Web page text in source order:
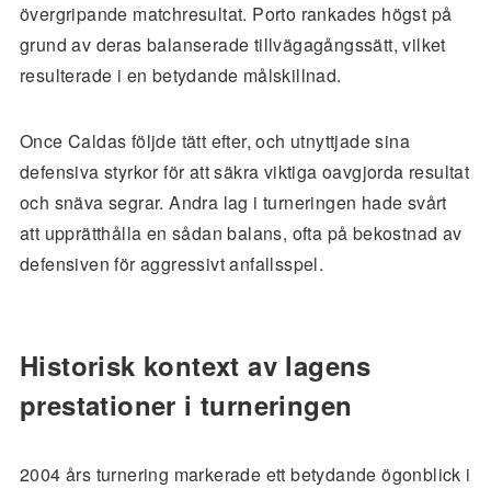
övergripande matchresultat. Porto rankades högst på
grund av deras balanserade tillvägagångssätt, vilket
resulterade i en betydande målskillnad.
Once Caldas följde tätt efter, och utnyttjade sina
defensiva styrkor för att säkra viktiga oavgjorda resultat
och snäva segrar. Andra lag i turneringen hade svårt
att upprätthålla en sådan balans, ofta på bekostnad av
defensiven för aggressivt anfallsspel.
Historisk kontext av lagens
prestationer i turneringen
2004 års turnering markerade ett betydande ögonblick i